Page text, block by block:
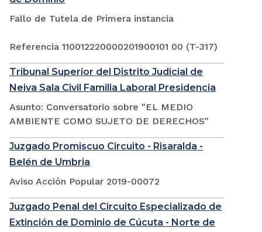
Fallo de Tutela de Primera instancia
Referencia 110012220000201900101 00 (T-317)
Tribunal Superior del Distrito Judicial de
Neiva Sala Civil Familia Laboral Presidencia
Asunto: Conversatorio sobre "EL MEDIO
AMBIENTE COMO SUJETO DE DERECHOS"
Juzgado Promiscuo Circuito - Risaralda -
Belén de Umbria
Aviso Acción Popular 2019-00072
Juzgado Penal del Circuito Especializado de
Extinción de Dominio de Cúcuta - Norte de